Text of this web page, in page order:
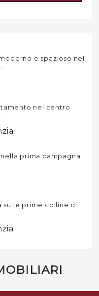
e spazioso nel
nel centro
prima campagna
sulle prime colline di